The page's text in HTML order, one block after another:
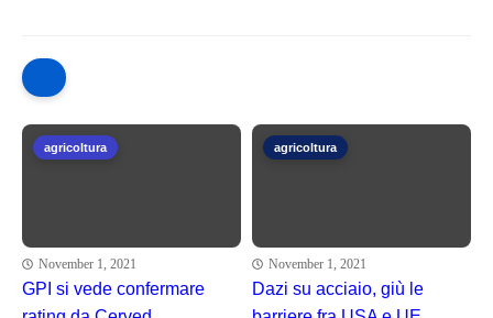
agricoltura
November 1, 2021
GPI si vede confermare
agricoltura
November 1, 2021
Dazi su acciaio, giù le